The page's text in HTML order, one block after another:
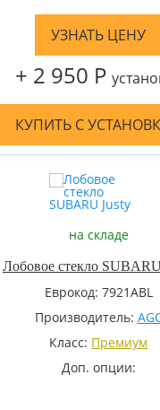
УЗНАТЬ ЦЕНУ
+ 2 950 Р
КУПИТЬ С
на складе
Лобовое стекло
Еврокод: 7921ABL
Производитель:
Класс: Премиум
Доп. опции: